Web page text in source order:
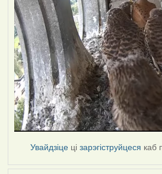
Увайдзіце цізарэгіструйцеся каб